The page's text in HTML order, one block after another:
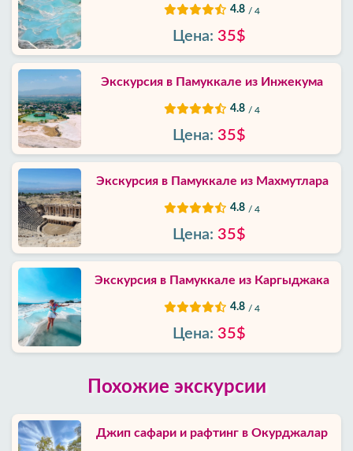
4.8 / 4
Цена: 35$
Экскурсия в Памуккале из Инжекума
4.8 / 4
Цена: 35$
Экскурсия в Памуккале из Махмутлара
4.8 / 4
Цена: 35$
Экскурсия в Памуккале из Каргыджак‎а
4.8 / 4
Цена: 35$
Похожие экскурсии
Джип сафари и рафтинг в Окурджалар